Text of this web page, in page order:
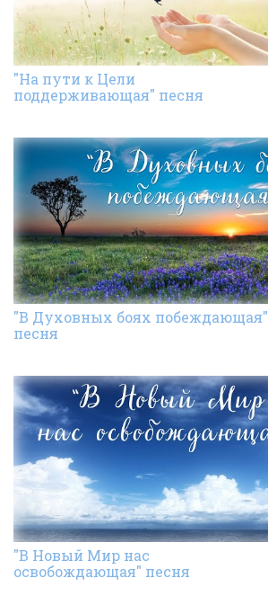
"На пути к Цели
поддерживающая" песня
"В Духовных боях побеждающая"
песня
"В Новый Мир нас
освобождающая" песня